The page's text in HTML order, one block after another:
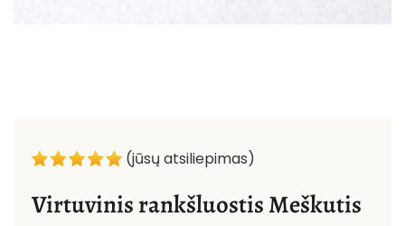
(jūsų atsiliepimas)
Virtuvinis rankšluostis Meškutis